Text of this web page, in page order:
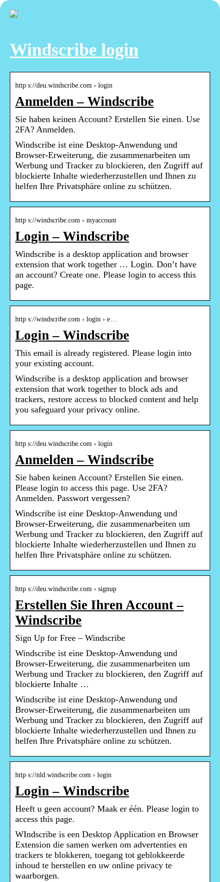
Windscribe login
http s://deu.windscribe.com › login
Anmelden – Windscribe
Sie haben keinen Account? Erstellen Sie einen. Use
2FA? Anmelden.
Windscribe ist eine Desktop-Anwendung und
Browser-Erweiterung, die zusammenarbeiten um
Werbung und Tracker zu blockieren, den Zugriff auf
blockierte Inhalte wiederherzustellen und Ihnen zu
helfen Ihre Privatsphäre online zu schützen.
http s://windscribe.com › myaccount
Login – Windscribe
Windscribe is a desktop application and browser
extension that work together … Login. Don’t have
an account? Create one. Please login to access this
page.
http s://windscribe.com › login › e…
Login – Windscribe
This email is already registered. Please login into
your existing account.
Windscribe is a desktop application and browser
extension that work together to block ads and
trackers, restore access to blocked content and help
you safeguard your privacy online.
http s://deu.windscribe.com › login
Anmelden – Windscribe
Sie haben keinen Account? Erstellen Sie einen.
Please login to access this page. Use 2FA?
Anmelden. Passwort vergessen?
Windscribe ist eine Desktop-Anwendung und
Browser-Erweiterung, die zusammenarbeiten um
Werbung und Tracker zu blockieren, den Zugriff auf
blockierte Inhalte wiederherzustellen und Ihnen zu
helfen Ihre Privatsphäre online zu schützen.
http s://deu.windscribe.com › signup
Erstellen Sie Ihren Account –
Windscribe
Sign Up for Free – Windscribe
Windscribe ist eine Desktop-Anwendung und
Browser-Erweiterung, die zusammenarbeiten um
Werbung und Tracker zu blockieren, den Zugriff auf
blockierte Inhalte …
Windscribe ist eine Desktop-Anwendung und
Browser-Erweiterung, die zusammenarbeiten um
Werbung und Tracker zu blockieren, den Zugriff auf
blockierte Inhalte wiederherzustellen und Ihnen zu
helfen Ihre Privatsphäre online zu schützen.
http s://nld.windscribe.com › login
Login – Windscribe
Heeft u geen account? Maak er één. Please login to
access this page.
WIndscribe is een Desktop Application en Browser
Extension die samen werken om advertenties en
trackers te blokkeren, toegang tot geblokkeerde
inhoud te herstellen en uw online privacy te
waarborgen.